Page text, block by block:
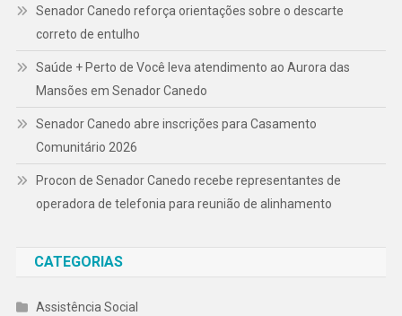
Senador Canedo reforça orientações sobre o descarte
correto de entulho
Saúde + Perto de Você leva atendimento ao Aurora das
Mansões em Senador Canedo
Senador Canedo abre inscrições para Casamento
Comunitário 2026
Procon de Senador Canedo recebe representantes de
operadora de telefonia para reunião de alinhamento
CATEGORIAS
Assistência Social